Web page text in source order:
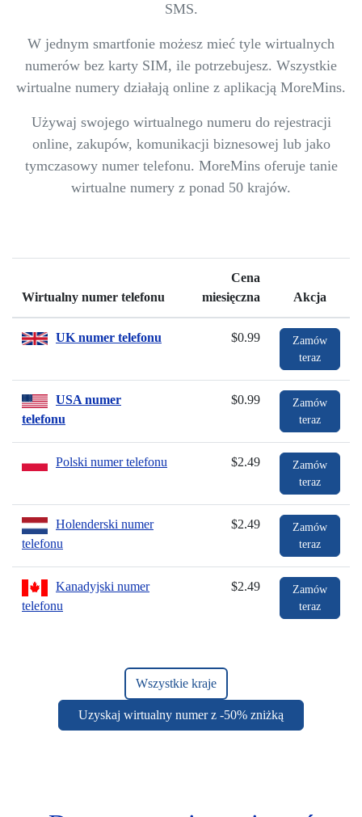
SMS.
W jednym smartfonie możesz mieć tyle wirtualnych
numerów bez karty SIM, ile potrzebujesz. Wszystkie
wirtualne numery działają online z aplikacją MoreMins.
Używaj swojego wirtualnego numeru do rejestracji
online, zakupów, komunikacji biznesowej lub jako
tymczasowy numer telefonu. MoreMins oferuje tanie
wirtualne numery z ponad 50 krajów.
Wirtualny numer telefonu
Cena
miesięczna
Akcja
UK numer telefonu $0.99
Zamów
teraz
USA numer
telefonu
$0.99
Zamów
teraz
Polski numer telefonu $2.49
Zamów
teraz
Holenderski numer
telefonu
$2.49
Zamów
teraz
Kanadyjski numer
telefonu
$2.49
Zamów
teraz
Wszystkie kraje
Uzyskaj wirtualny numer z -50% zniżką